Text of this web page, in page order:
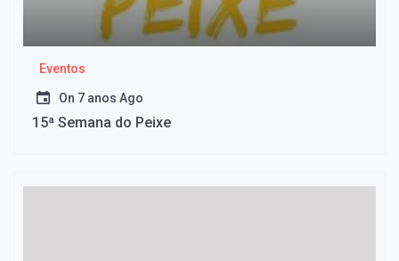
Eventos
On 7 anos Ago
15ª Semana do Peixe